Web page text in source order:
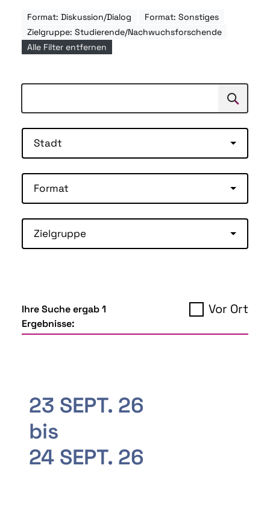
Format: Diskussion/Dialog
Format: Sonstiges
Zielgruppe: Studierende/Nachwuchsforschende
Alle Filter entfernen
Suchen
Stadt
Format
Zielgruppe
Ihre Suche ergab 1
Ergebnisse:
Vor Ort
23 SEPT. 26
bis
24 SEPT. 26